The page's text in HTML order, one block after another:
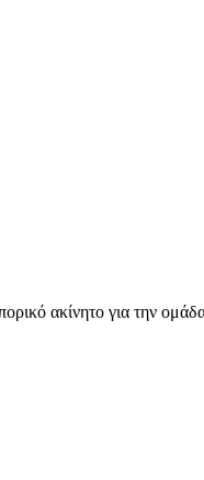
ακίνητο για την